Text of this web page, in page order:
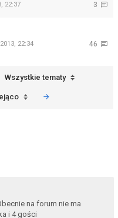
3
22:37
46
22:34
Wszystkie tematy
na forum nie ma
i 4 gości